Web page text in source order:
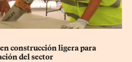
construcción ligera para
del sector